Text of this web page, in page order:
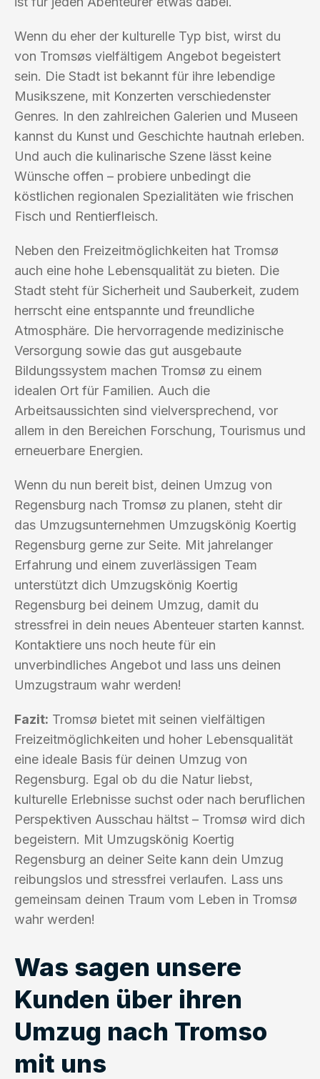
Wenn du eher der kulturelle Typ bist, wirst du
von Tromsøs vielfältigem Angebot begeistert
sein. Die Stadt ist bekannt für ihre lebendige
Musikszene, mit Konzerten verschiedenster
Genres. In den zahlreichen Galerien und Museen
kannst du Kunst und Geschichte hautnah erleben.
Und auch die kulinarische Szene lässt keine
Wünsche offen – probiere unbedingt die
köstlichen regionalen Spezialitäten wie frischen
Fisch und Rentierfleisch.
Neben den Freizeitmöglichkeiten hat Tromsø
auch eine hohe Lebensqualität zu bieten. Die
Stadt steht für Sicherheit und Sauberkeit, zudem
herrscht eine entspannte und freundliche
Atmosphäre. Die hervorragende medizinische
Versorgung sowie das gut ausgebaute
Bildungssystem machen Tromsø zu einem
idealen Ort für Familien. Auch die
Arbeitsaussichten sind vielversprechend, vor
allem in den Bereichen Forschung, Tourismus und
erneuerbare Energien.
Wenn du nun bereit bist, deinen Umzug von
Regensburg nach Tromsø zu planen, steht dir
das Umzugsunternehmen Umzugskönig Koertig
Regensburg gerne zur Seite. Mit jahrelanger
Erfahrung und einem zuverlässigen Team
unterstützt dich Umzugskönig Koertig
Regensburg bei deinem Umzug, damit du
stressfrei in dein neues Abenteuer starten kannst.
Kontaktiere uns noch heute für ein
unverbindliches Angebot und lass uns deinen
Umzugstraum wahr werden!
Fazit: Tromsø bietet mit seinen vielfältigen
Freizeitmöglichkeiten und hoher Lebensqualität
eine ideale Basis für deinen Umzug von
Regensburg. Egal ob du die Natur liebst,
kulturelle Erlebnisse suchst oder nach beruflichen
Perspektiven Ausschau hältst – Tromsø wird dich
begeistern. Mit Umzugskönig Koertig
Regensburg an deiner Seite kann dein Umzug
reibungslos und stressfrei verlaufen. Lass uns
gemeinsam deinen Traum vom Leben in Tromsø
wahr werden!
Was sagen unsere
Kunden über ihren
Umzug nach Tromso
mit uns